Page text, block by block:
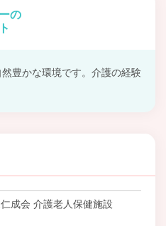
の
豊かな環境です。介護の経験
成会 介護老人保健施設